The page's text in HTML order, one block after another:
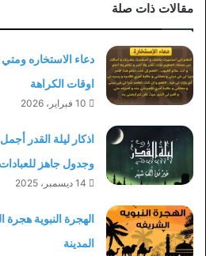
مقالات ذات صلة
دعاء الاستخاره
اوقات الكراهة
10 فبراير، 2026
وجدول جاهز للعبادات
14 ديسمبر، 2025
الهجرة النبوية
المدينة